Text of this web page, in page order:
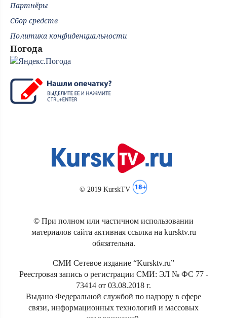
Партнёры
Сбор средств
Политика конфиденциальности
Погода
© 2019 KurskTV
© При полном или частичном использовании
материалов сайта активная ссылка на kursktv.ru
обязательна.
СМИ Сетевое издание “Kursktv.ru”
Реестровая запись о регистрации СМИ: ЭЛ № ФС 77 -
73414 от 03.08.2018 г.
Выдано Федеральной службой по надзору в сфере
связи, информационных технологий и массовых